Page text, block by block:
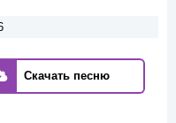
Скачать песню